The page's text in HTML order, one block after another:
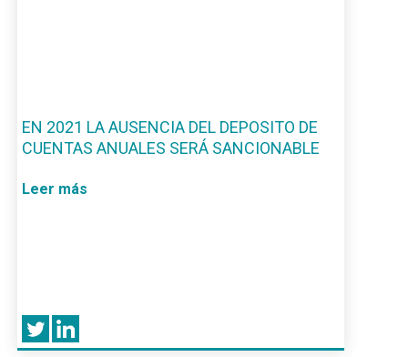
EN 2021 LA AUSENCIA DEL DEPOSITO DE
CUENTAS ANUALES SERÁ SANCIONABLE
Leer más